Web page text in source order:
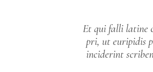
Et qui falli latine
pri, ut euripidis
inciderint